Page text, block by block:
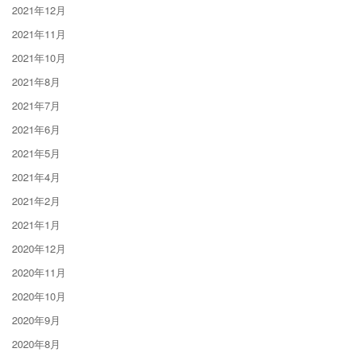
2021年12月
2021年11月
2021年10月
2021年8月
2021年7月
2021年6月
2021年5月
2021年4月
2021年2月
2021年1月
2020年12月
2020年11月
2020年10月
2020年9月
2020年8月